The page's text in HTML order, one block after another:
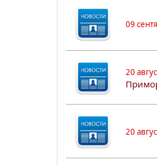
09
20
20